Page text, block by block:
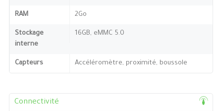
RAM 2Go
Stockage
interne
16GB, eMMC 5.0
Capteurs Accéléromètre, proximité, boussole
Connectivité